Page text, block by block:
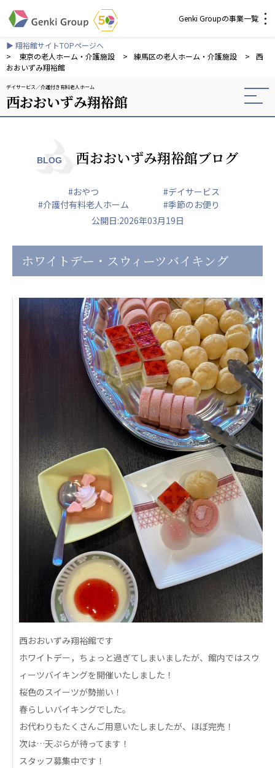
Genki Groupの事業一覧
介護・福祉
社会福祉法人 元気村グループ
社会福祉法人元気村
社会福祉法人長寿の森
株式会社 サンガジャパン
株式会社日本遮蔽技研
株式会社Genkiリレーションズ
一般社団法人 日本高齢者福祉協会
株式会社 爽やかな風沖縄
爽やかな風 中部エリア
爽やかな風 那覇エリア
株式会社 鷹揚館
鷹揚館
社会福祉法人 共生会
特別養護老人ホーム 共生の家
株式会社 アジアメデカ元気事業団
株式会社 爽やかな風九州
爽やかな風九州
株式会社 七星
七星
社会福祉法人 福ふく
福ふく
株式会社 せきれい
せきれい
社会福祉法人 心の会
医療（共に生きる仲間達）
医療法人社団 美翔会
聖心美容クリニック
S-Labo（渋谷院）
医療法人社団 デンタルケアコミュニティ
フォレストデンタルクリニック
医療法人 共生会
松園病院介護医療院
複合ケアセンターまつぞの
▶ 翔裕館サイトTOPページへ
>
東京の老人ホーム・介護施設 > 練馬区の老人ホーム・介護施設 >
西
おおいずみ翔裕館
デイサービス 介護付き有料老人ホーム
西おおいずみ翔裕館
BLOG 西おおいずみ翔裕館ブログ
#おやつ
#デイサービス
#介護付有料老人ホーム
#季節のお便り
公開日:2026年03月19日
ホワイトデー・スウィーツバイキング
西おおいずみ翔裕館です
ホワイトデー，ちょっと過ぎてしまいましたが、館内ではスウ
ィーツバイキングを開催いたしました！
桜色のスイーツが勢揃い！
春らしいバイキングでした。
お代わりもたくさんご用意いたしましたが、ほぼ完売！
次は…天ぷらが待ってます！
スタッフ募集中です！